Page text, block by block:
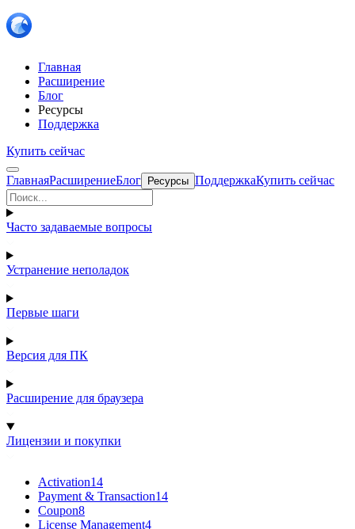
Главная
Расширение
Блог
Ресурсы
Поддержка
Купить сейчас
ГлавнаяРасширениеБлог Ресурсы ПоддержкаКупить сейчас
Часто задаваемые вопросы
Устранение неполадок
Первые шаги
Версия для ПК
Расширение для браузера
Лицензии и покупки
Activation14
Payment & Transaction14
Coupon8
License Management4